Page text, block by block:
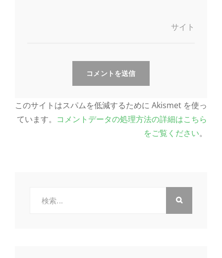
サイト
このサイトはスパムを低減するために Akismet を使っ
ています。 コメントデータの処理方法の詳細はこちら
をご覧ください。